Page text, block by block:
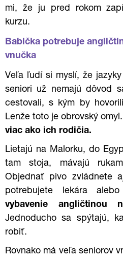
mi, že ju pred rokom
kurzu.
Babička potrebuje
vnučka
Veľa ľudí si myslí, že
seniori už nemajú dôvod
cestovali, s kým by
Lenže toto je obrovský omyl.
viac ako ich rodičia.
Lietajú na Malorku, do
tam stoja, mávajú
Objednať pivo zvládnete
potrebujete lekára
vybavenie angličtinou
Jednoducho sa spýtajú,
robiť.
Rovnako má veľa seniorov